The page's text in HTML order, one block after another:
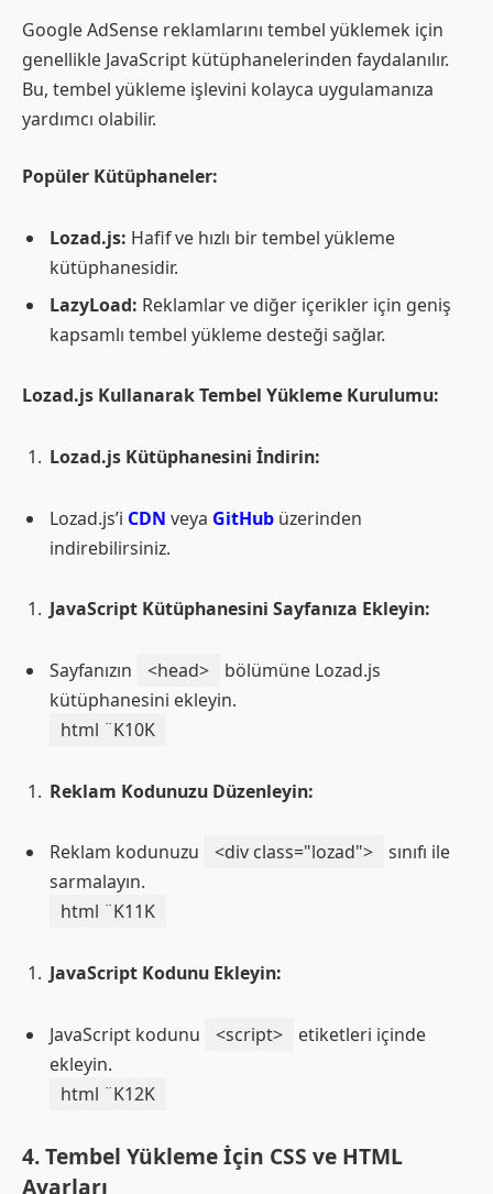
Google AdSense reklamlarını tembel yüklemek için
genellikle JavaScript kütüphanelerinden faydalanılır.
Bu, tembel yükleme işlevini kolayca uygulamanıza
yardımcı olabilir.
Popüler Kütüphaneler:
Lozad.js: Hafif ve hızlı bir tembel yükleme
kütüphanesidir.
LazyLoad: Reklamlar ve diğer içerikler için geniş
kapsamlı tembel yükleme desteği sağlar.
Lozad.js Kullanarak Tembel Yükleme Kurulumu:
Lozad.js Kütüphanesini İndirin:
Lozad.js’i CDN veya GitHub üzerinden
indirebilirsiniz.
JavaScript Kütüphanesini Sayfanıza Ekleyin:
Sayfanızın <head>
bölümüne Lozad.js
kütüphanesini ekleyin.
html ¨K10K
Reklam Kodunuzu Düzenleyin:
Reklam kodunuzu <div class="lozad">
sınıfı ile
sarmalayın.
html ¨K11K
JavaScript Kodunu Ekleyin:
JavaScript kodunu <script>
etiketleri içinde
ekleyin.
html ¨K12K
4.Tembel Yükleme İçin CSS ve HTML
Ayarları